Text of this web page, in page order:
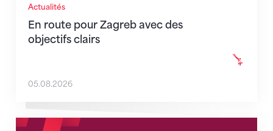
Actualités
En route pour Zagreb avec des
objectifs clairs
05.08.2026
Nouveaux horaires du secrétariat dès le 1er août